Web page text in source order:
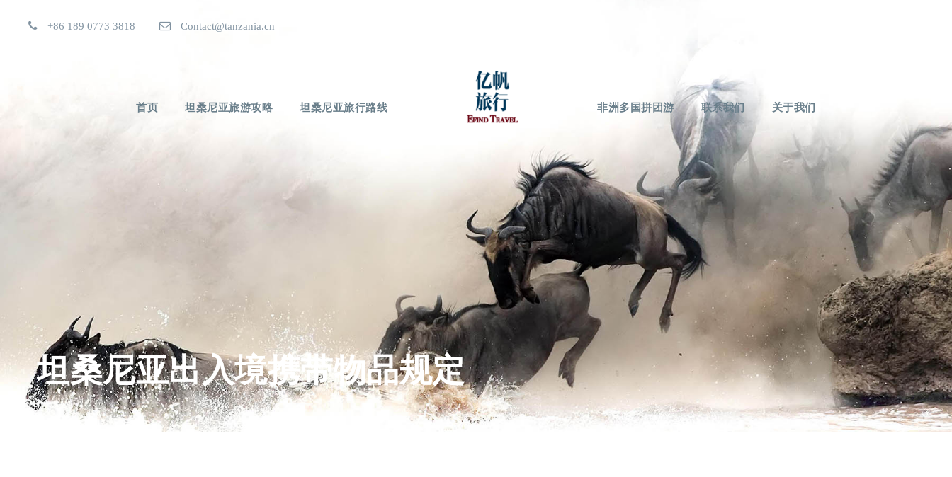
+86 189 0773 3818 Contact@tanzania.cn
首页 坦桑尼亚旅游攻略 坦桑尼亚旅行路线 非洲多国拼团游 联系我们 关于我们
坦桑尼亚出入境携带物品规定